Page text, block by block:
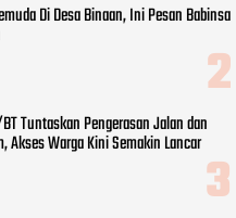
Di Desa Binaan, Ini Pesan Babinsa
Tuntaskan Pengerasan Jalan dan
Akses Warga Kini Semakin Lancar